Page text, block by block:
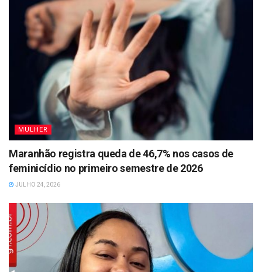
MULHER
Maranhão registra queda de 46,7% nos casos de
feminicídio no primeiro semestre de 2026
JULHO 24, 2026